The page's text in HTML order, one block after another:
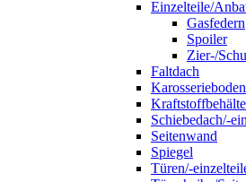
Einzelteile/
Gasfedern
Spoiler
Zier-/
Faltdach
Schiebedach/-
Seitenwand
Spiegel
Türen/-